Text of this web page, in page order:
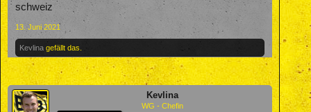
schweiz
13. Juni 2021
Kevlina gefällt das.
Kevlina
WG - Chefin